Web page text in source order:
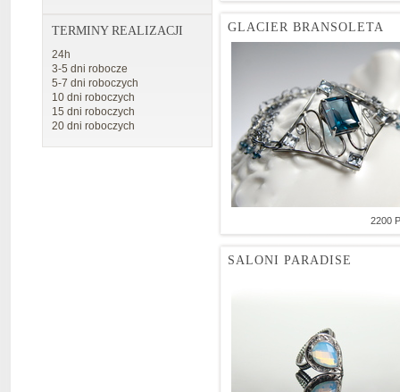
TERMINY REALIZACJI
24h
3-5 dni robocze
5-7 dni roboczych
10 dni roboczych
15 dni roboczych
20 dni roboczych
GLACIER BRANSOLETA
2200
SALONI PARADISE